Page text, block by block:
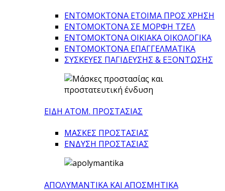
ΕΝΤΟΜΟΚΤΟΝΑ ΕΤΟΙΜΑ ΠΡΟΣ ΧΡΗΣΗ
ΕΝΤΟΜΟΚΤΟΝΑ ΣΕ ΜΟΡΦΗ ΤΖΕΛ
ΕΝΤΟΜΟΚΤΟΝΑ ΟΙΚΙΑΚΑ ΟΙΚΟΛΟΓΙΚΑ
ΕΝΤΟΜΟΚΤΟΝΑ ΕΠΑΓΓΕΛΜΑΤΙΚΑ
ΣΥΣΚΕΥΕΣ ΠΑΓΙΔΕΥΣΗΣ & ΕΞΟΝΤΩΣΗΣ
ΕΙΔΗ ΑΤΟΜ. ΠΡΟΣΤΑΣΙΑΣ
ΜΑΣΚΕΣ ΠΡΟΣΤΑΣΙΑΣ
ΕΝΔΥΣΗ ΠΡΟΣΤΑΣΙΑΣ
ΑΠΟΛΥΜΑΝΤΙΚΑ ΚΑΙ ΑΠΟΣΜΗΤΙΚΑ